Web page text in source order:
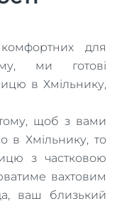
для
ми готові
в Хмільнику,
щоб з вами
в Хмільнику, то
з частковою
вахтовим
ваш близький